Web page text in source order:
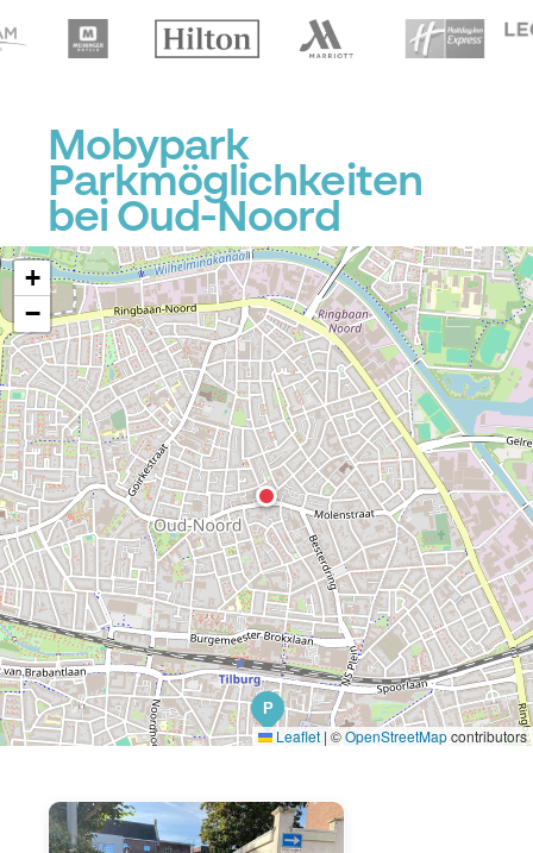
Mobypark
Parkmöglichkeiten
bei Oud-Noord
P
+
−
Leaflet | ©OpenStreetMapcontributors